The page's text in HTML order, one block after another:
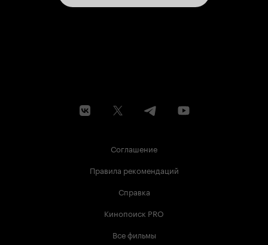
Соглашение
Правила рекомендаций
Справка
Кинопоиск PRO
Все фильмы